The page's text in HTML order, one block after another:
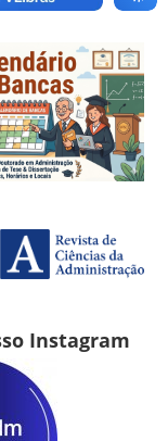
Instagram